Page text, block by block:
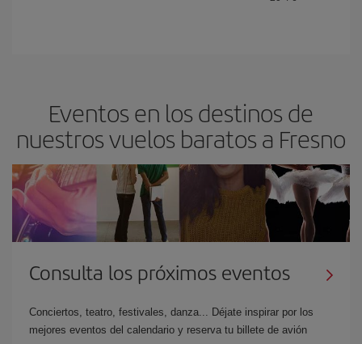
Eventos en los destinos de
nuestros vuelos baratos a Fresno
Consulta los próximos eventos
Conciertos, teatro, festivales, danza... Déjate inspirar por los
mejores eventos del calendario y reserva tu billete de avión